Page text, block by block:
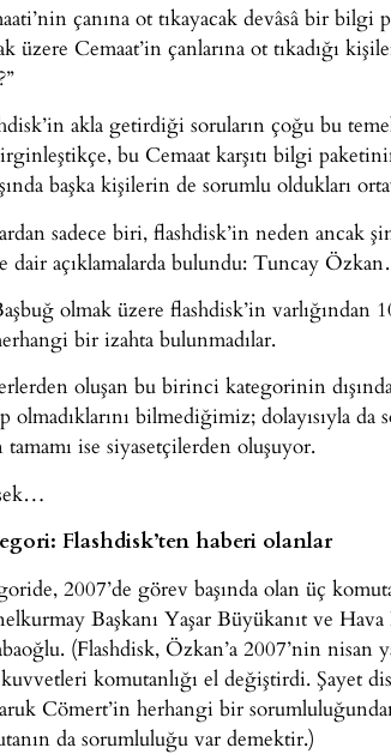
çanına ot tıkayacak devâsâ bir
üzere Cemaat’in çanlarına ot tıkadığı
akla getirdiği soruların çoğu bu
bu Cemaat karşıtı bilgi
başka kişilerin de sorumlu oldukları
sadece biri, flashdisk’in neden ancak
dair açıklamalarda bulundu: Tuncay
olmak üzere flashdisk’in varlığından
bir izahta bulunmadılar.
oluşan bu birinci kategorinin
olmadıklarını bilmediğimiz; dolayısıyla
tamamı ise siyasetçilerden oluşuyor.
Flashdisk’ten haberi olanlar
2007’de görev başında olan üç
Başkanı Yaşar Büyükanıt ve
(Flashdisk, Özkan’a 2007’nin nisan
komutanlığı el değiştirdi. Şayet
Cömert’in herhangi bir
da sorumluluğu var demektir.)